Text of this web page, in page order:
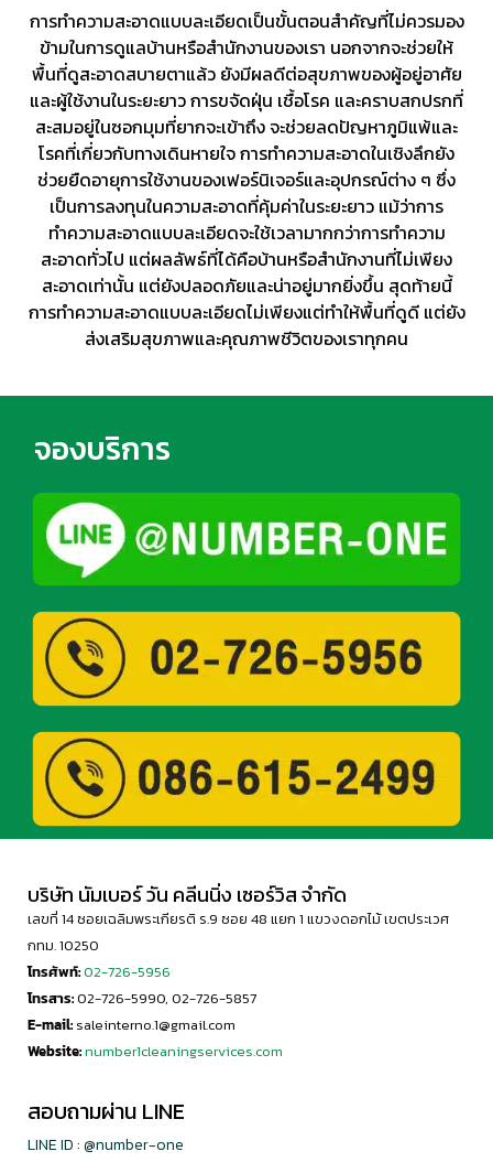
การทำความสะอาดแบบละเอียดเป็นขั้นตอนสำคัญที่ไม่ควรมอง
ข้ามในการดูแลบ้านหรือสำนักงานของเรา นอกจากจะช่วยให้
พื้นที่ดูสะอาดสบายตาแล้ว ยังมีผลดีต่อสุขภาพของผู้อยู่อาศัย
และผู้ใช้งานในระยะยาว การขจัดฝุ่น เชื้อโรค และคราบสกปรกที่
สะสมอยู่ในซอกมุมที่ยากจะเข้าถึง จะช่วยลดปัญหาภูมิแพ้และ
โรคที่เกี่ยวกับทางเดินหายใจ การทำความสะอาดในเชิงลึกยัง
ช่วยยืดอายุการใช้งานของเฟอร์นิเจอร์และอุปกรณ์ต่าง ๆ ซึ่ง
เป็นการลงทุนในความสะอาดที่คุ้มค่าในระยะยาว แม้ว่าการ
ทำความสะอาดแบบละเอียดจะใช้เวลามากกว่าการทำความ
สะอาดทั่วไป แต่ผลลัพธ์ที่ได้คือบ้านหรือสำนักงานที่ไม่เพียง
สะอาดเท่านั้น แต่ยังปลอดภัยและน่าอยู่มากยิ่งขึ้น สุดท้ายนี้
การทำความสะอาดแบบละเอียดไม่เพียงแต่ทำให้พื้นที่ดูดี แต่ยัง
ส่งเสริมสุขภาพและคุณภาพชีวิตของเราทุกคน
จองบริการ
บริษัท นัมเบอร์ วัน คลีนนิ่ง เซอร์วิส จำกัด
เลขที่ 14 ซอยเฉลิมพระเกียรติ ร.9 ซอย 48 แยก 1 แขวงดอกไม้ เขตประเวศ
กทม. 10250
โทรศัพท์: 02-726-5956
โทรสาร: 02-726-5990, 02-726-5857
E-mail: saleinterno.1@gmail.com
Website:number1cleaningservices.com
สอบถามผ่าน LINE
LINE ID : @number-one